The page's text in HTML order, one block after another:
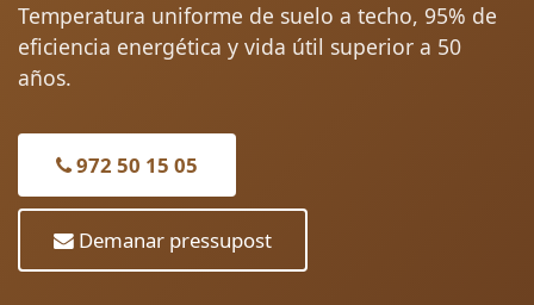
Temperatura uniforme de suelo a techo, 95% de
eficiencia energética y vida útil superior a 50
años.
972 50 15 05
Demanar pressupost